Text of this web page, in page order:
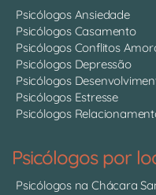
Psicólogos Ansiedade
Psicólogos Casamento
Psicólogos Conflitos
Psicólogos Depressão
Psicólogos
Psicólogos Estresse
Psicólogos
Psicólogos por
Psicólogos na Chácara